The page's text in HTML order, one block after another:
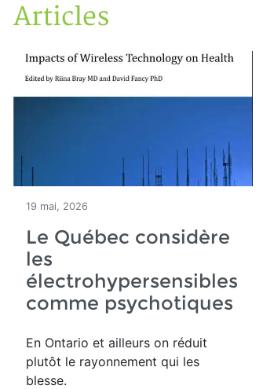
Accueil
Articles
Articles
19 mai, 2026
Le Québec considère
les
électrohypersensibles
comme psychotiques
En Ontario et ailleurs on réduit
plutôt le rayonnement qui les
blesse.